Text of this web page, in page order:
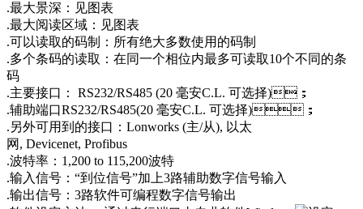
.最大景深：见图表
.最大阅读区域：见图表
.可以读取的码制：所有绝大多数使用的码制
.多个条码的读取：在同一个相位内最多可读取10个不同的条
码
.主要接口： RS232/RS485 (20 毫安C.L. 可选择)；
.辅助端口RS232/RS485(20 毫安C.L. 可选择)；
.另外可用到的接口：Lonworks (主/从), 以太
网, Devicenet, Profibus
.波特率：1,200 to 115,200波特
.输入信号：“到位信号”加上3路辅助数字信号输入
.输出信号：3路软件可编程数字信号输出